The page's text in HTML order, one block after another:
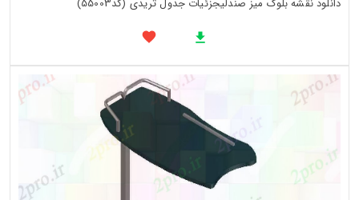
دانلود نقشه بلوک میز صندلیجزئیات جدول تریدی (کد55003)